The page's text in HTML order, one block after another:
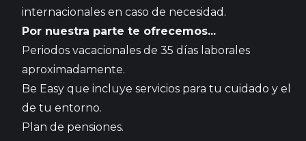
internacionales en caso de necesidad.
Por nuestra parte te ofrecemos...
Periodos vacacionales de 35 días laborales
aproximadamente.
Be Easy que incluye servicios para tu cuidado y el
de tu entorno.
Plan de pensiones.